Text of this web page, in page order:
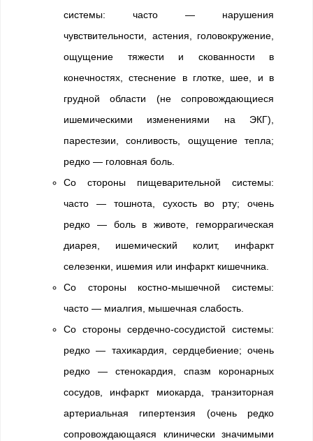
системы: часто — нарушения
чувствительности, астения, головокружение,
ощущение тяжести и скованности в
конечностях, стеснение в глотке, шее, и в
грудной области (не сопровождающиеся
ишемическими изменениями на ЭКГ),
парестезии, сонливость, ощущение тепла;
редко — головная боль.
Со стороны пищеварительной системы:
часто — тошнота, сухость во рту; очень
редко — боль в животе, геморрагическая
диарея, ишемический колит, инфаркт
селезенки, ишемия или инфаркт кишечника.
Со стороны костно-мышечной системы:
часто — миалгия, мышечная слабость.
Со стороны сердечно-сосудистой системы:
редко — тахикардия, сердцебиение; очень
редко — стенокардия, спазм коронарных
сосудов, инфаркт миокарда, транзиторная
артериальная гипертензия (очень редко
сопровождающаяся клинически значимыми